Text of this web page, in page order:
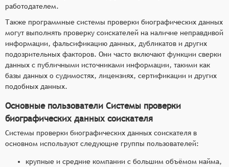
работодателем.
Также программные системы проверки биографических данных
могут выполнять проверку соискателей на наличие неправдивой
информации, фальсификацию данных, дубликатов и других
подозрительных факторов. Они часто включают функции сверки
данных с публичными источниками информации, такими как
базы данных о судимостях, лицензиях, сертификации и других
подобных данных.
Основные пользователи Системы проверки
биографических данных соискателя
Системы проверки биографических данных соискателя в
основном используют следующие группы пользователей:
крупные и средние компании с большим объёмом найма,